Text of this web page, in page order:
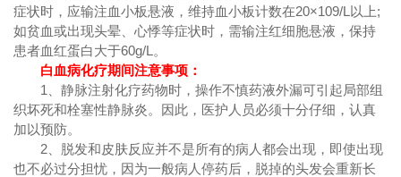
症状时，应输注血小板悬液，维持血小板计数在20×109/L以上;
如贫血或出现头晕、心悸等症状时，需输注红细胞悬液，保持
患者血红蛋白大于60g/L。
白血病化疗期间注意事项：
1、静脉注射化疗药物时，操作不慎药液外漏可引起局部组
织坏死和栓塞性静脉炎。因此，医护人员必须十分仔细，认真
加以预防。
2、脱发和皮肤反应并不是所有的病人都会出现，即使出现
也不必过分担忧，因为一般病人停药后，脱掉的头发会重新长